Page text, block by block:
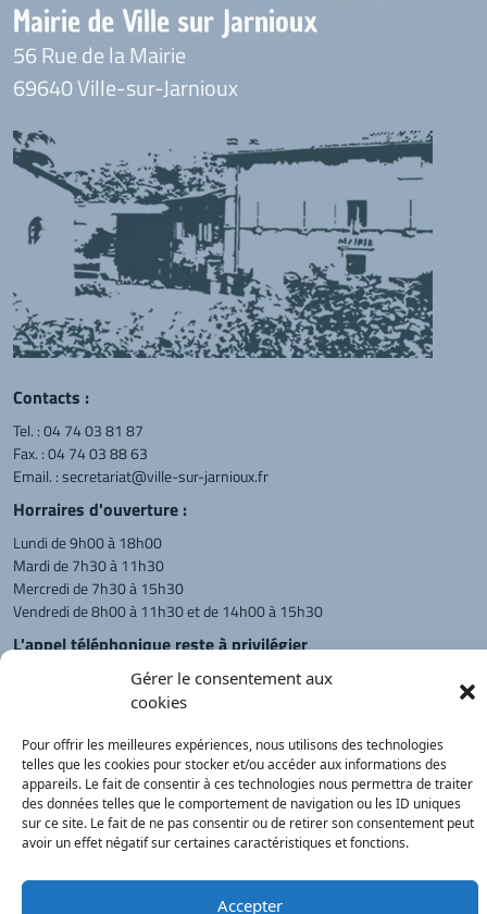
Gérer le consentement aux
cookies
Pour offrir les meilleures expériences, nous utilisons des technologies
telles que les cookies pour stocker et/ou accéder aux informations des
appareils. Le fait de consentir à ces technologies nous permettra de traiter
des données telles que le comportement de navigation ou les ID uniques
sur ce site. Le fait de ne pas consentir ou de retirer son consentement peut
avoir un effet négatif sur certaines caractéristiques et fonctions.
Accepter
Mairie de Ville sur Jarnioux
56 Rue de la Mairie
69640 Ville-sur-Jarnioux
Contacts :
Tel. :04 74 03 81 87
Fax. : 04 74 03 88 63
Email. :secretariat@ville-sur-jarnioux.fr
Horraires d'ouverture :
Lundi de 9h00 à 18h00
Mardi de 7h30 à 11h30
Mercredi de 7h30 à 15h30
Vendredi de 8h00 à 11h30 et de 14h00 à 15h30
L'appel téléphonique reste à privilégier
Monsieur le Maire et les adjoints
reçoivent sur rendez-vous.
Retour à l'accueil Actualités PanneauPocket Recherche
Démarches
Contacts
Mentions
Plan du site